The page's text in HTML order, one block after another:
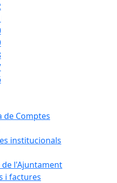
de Comptes
institucionals
l'Ajuntament
i factures